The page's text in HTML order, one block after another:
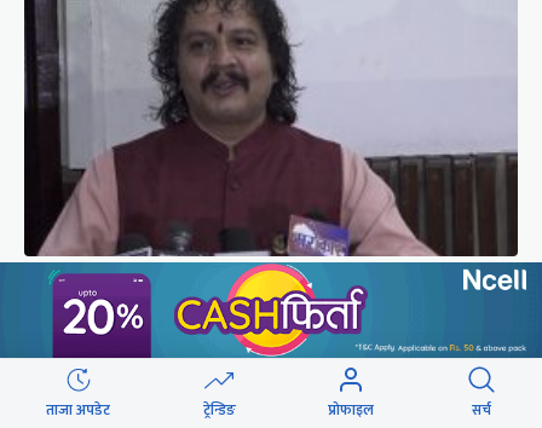
रास्वपा सांसद ढकाल भन्छन्- सिंहदरबारको नाम फेरौं,
अनामनगर दरबार राखौं
ताजा अपडेट ट्रेन्डिङ प्रोफाइल सर्च